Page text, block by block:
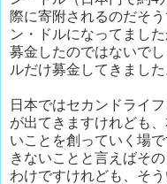
際に寄附されるのだそ
ン・ドルになってまし
募金したのではないで
ルだけ募金してきました
日本ではセカンドライ
が出てきますけれども
いことを創っていく場
きないことと言えばそ
わけですけれども、そ